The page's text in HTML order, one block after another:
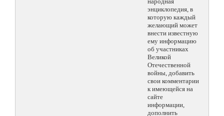
энциклопедия, в
которую каждый
желающий может
внести известную
ему информацию
об участниках
Великой
Отечественной
войны, добавить
свои комментарии
к имеющейся на
сайте
информации,
дополнить